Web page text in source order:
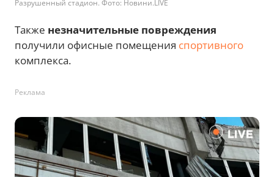
Разрушенный стадион. Фото: Новини.LIVE
Также незначительные повреждения
получили офисные помещения спортивного
комплекса.
Реклама